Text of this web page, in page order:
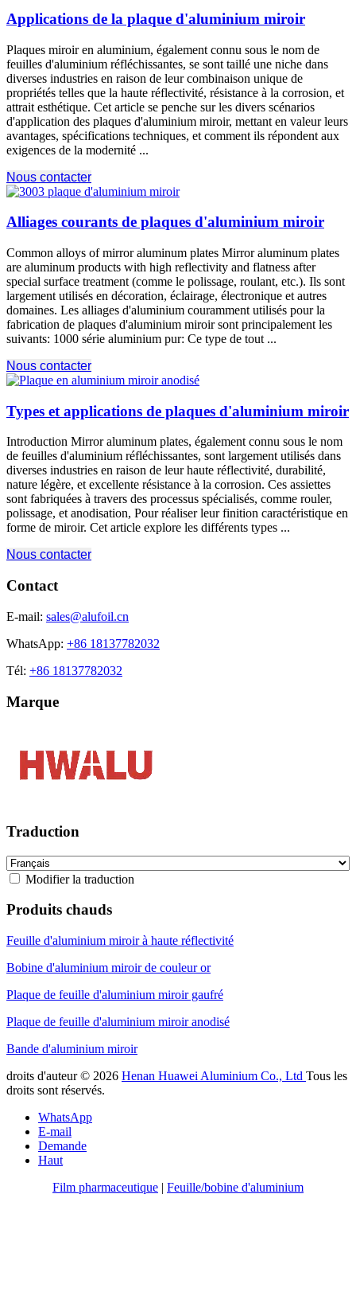
Applications de la plaque d'aluminium miroir
Plaques miroir en aluminium, également connu sous le nom de
feuilles d'aluminium réfléchissantes, se sont taillé une niche dans
diverses industries en raison de leur combinaison unique de
propriétés telles que la haute réflectivité, résistance à la corrosion, et
attrait esthétique. Cet article se penche sur les divers scénarios
d'application des plaques d'aluminium miroir, mettant en valeur leurs
avantages, spécifications techniques, et comment ils répondent aux
exigences de la modernité ...
Nous contacter
Alliages courants de plaques d'aluminium miroir
Common alloys of mirror aluminum plates Mirror aluminum plates
are aluminum products with high reflectivity and flatness after
special surface treatment (comme le polissage, roulant, etc.). Ils sont
largement utilisés en décoration, éclairage, électronique et autres
domaines. Les alliages d'aluminium couramment utilisés pour la
fabrication de plaques d'aluminium miroir sont principalement les
suivants: 1000 série aluminium pur: Ce type de tout ...
Nous contacter
Types et applications de plaques d'aluminium miroir
Introduction Mirror aluminum plates, également connu sous le nom
de feuilles d'aluminium réfléchissantes, sont largement utilisés dans
diverses industries en raison de leur haute réflectivité, durabilité,
nature légère, et excellente résistance à la corrosion. Ces assiettes
sont fabriquées à travers des processus spécialisés, comme rouler,
polissage, et anodisation, Pour réaliser leur finition caractéristique en
forme de miroir. Cet article explore les différents types ...
Nous contacter
Contact
E-mail: sales@alufoil.cn
WhatsApp: +86 18137782032
Tél: +86 18137782032
Marque
Traduction
Modifier la traduction
Produits chauds
Feuille d'aluminium miroir à haute réflectivité
Bobine d'aluminium miroir de couleur or
Plaque de feuille d'aluminium miroir gaufré
Plaque de feuille d'aluminium miroir anodisé
Bande d'aluminium miroir
droits d'auteur © 2026 Henan Huawei Aluminium Co., Ltd Tous les
droits sont réservés.
WhatsApp
E-mail
Demande
Haut
Film pharmaceutique | Feuille/bobine d'aluminium